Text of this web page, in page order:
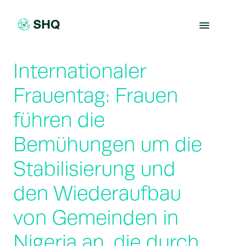
content
Internationaler
Frauentag: Frauen
führen die
Bemühungen um die
Stabilisierung und
den Wiederaufbau
von Gemeinden in